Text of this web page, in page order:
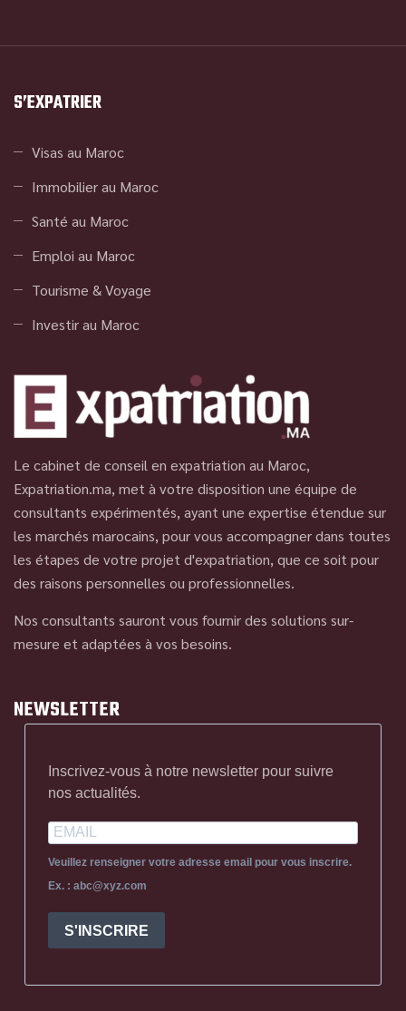
S’EXPATRIER
Visas au Maroc
Immobilier au Maroc
Santé au Maroc
Emploi au Maroc
Tourisme & Voyage
Investir au Maroc
Le cabinet de conseil en expatriation au Maroc,
Expatriation.ma, met à votre disposition une équipe de
consultants expérimentés, ayant une expertise étendue sur
les marchés marocains, pour vous accompagner dans toutes
les étapes de votre projet d'expatriation, que ce soit pour
des raisons personnelles ou professionnelles.
Nos consultants sauront vous fournir des solutions sur-
mesure et adaptées à vos besoins.
NEWSLETTER
Inscrivez-vous à notre newsletter pour suivre
nos actualités.
Veuillez renseigner votre adresse email pour vous inscrire.
Ex. : abc@xyz.com
S'INSCRIRE